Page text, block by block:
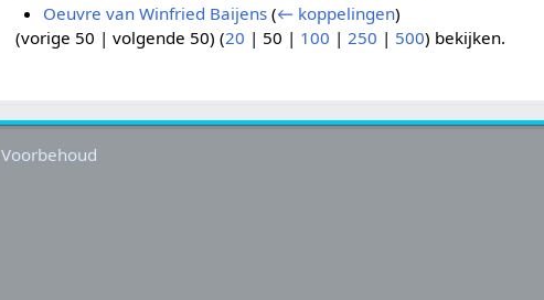
Oeuvre van Winfried Baijens (← koppelingen)
(vorige 50 |volgende 50) (20 | 50 | 100 |250 | 500) bekijken.
Voorbehoud